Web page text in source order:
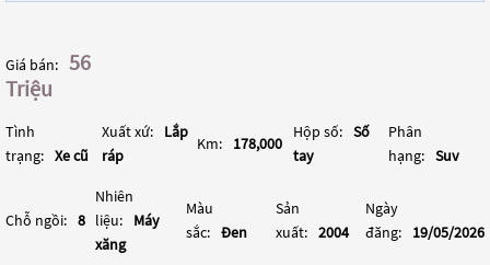
Giá bán: 56
Triệu
Tình
trạng: Xe cũ
Xuất xứ:
Lắp
ráp
Km: 178,000
Hộp số: Số
tay
Phân
hạng: Suv
Chỗ ngồi: 8
Nhiên
liệu:
Máy
xăng
Màu
sắc: Đen
Sản
xuất: 2004
Ngày
đăng:
19/05/2026